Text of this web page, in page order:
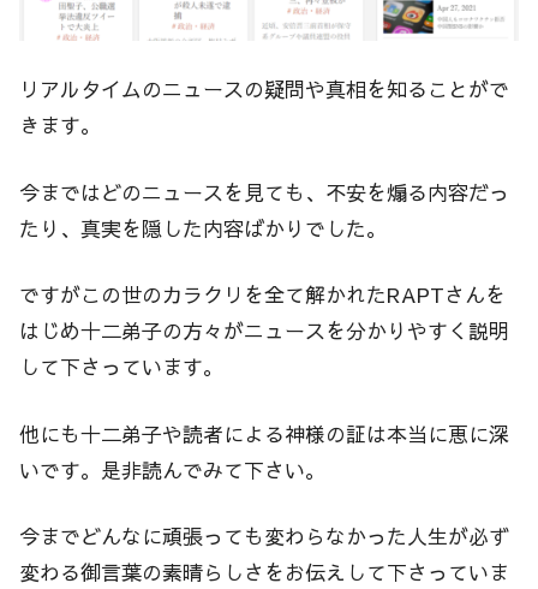
リアルタイムのニュースの疑問や真相を知ることがで
きます。
今まではどのニュースを見ても、不安を煽る内容だっ
たり、真実を隠した内容ばかりでした。
ですがこの世のカラクリを全て解かれたRAPTさんを
はじめ十二弟子の方々がニュースを分かりやすく説明
して下さっています。
他にも十二弟子や読者による神様の証は本当に恵に深
いです。是非読んでみて下さい。
今までどんなに頑張っても変わらなかった人生が必ず
変わる御言葉の素晴らしさをお伝えして下さっていま